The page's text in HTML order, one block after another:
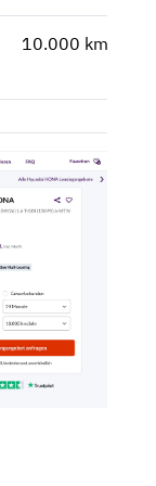
10.000 km